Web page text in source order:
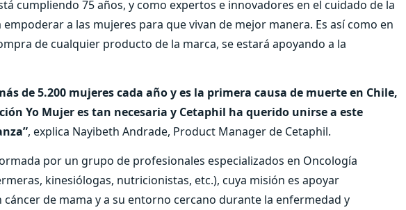
cumpliendo 75 años, y como expertos e innovadores en el cuidado de la
a las mujeres para que vivan de mejor manera. Es así como en
de cualquier producto de la marca, se estará apoyando a la
de 5.200 mujeres cada año y es la primera causa de muerte en Chile,
Yo Mujer es tan necesaria y Cetaphil ha querido unirse a este
, explica Nayibeth Andrade, Product Manager de Cetaphil.
por un grupo de profesionales especializados en Oncología
kinesiólogas, nutricionistas, etc.), cuya misión es apoyar
de mama y a su entorno cercano durante la enfermedad y